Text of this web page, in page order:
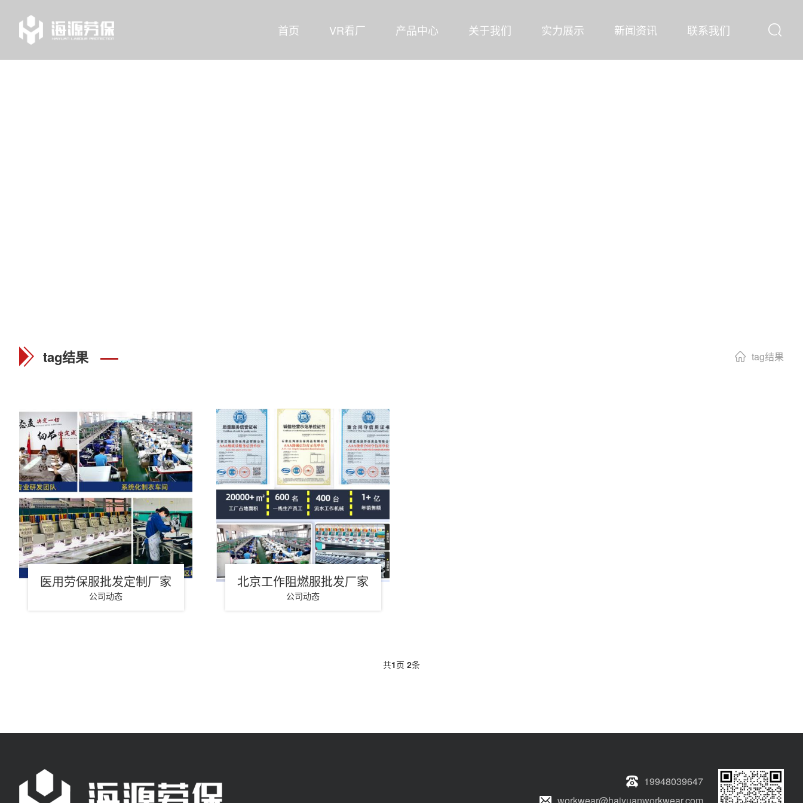
首页 VR看厂 产品中心 关于我们 实力展示 新闻资讯 联系我们
tag结果
tag结果
医用劳保服批发定制厂家
公司动态
北京工作阻燃服批发厂家
公司动态
共1页 2条
19948039647